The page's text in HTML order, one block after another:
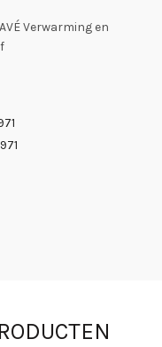
Verwarming en